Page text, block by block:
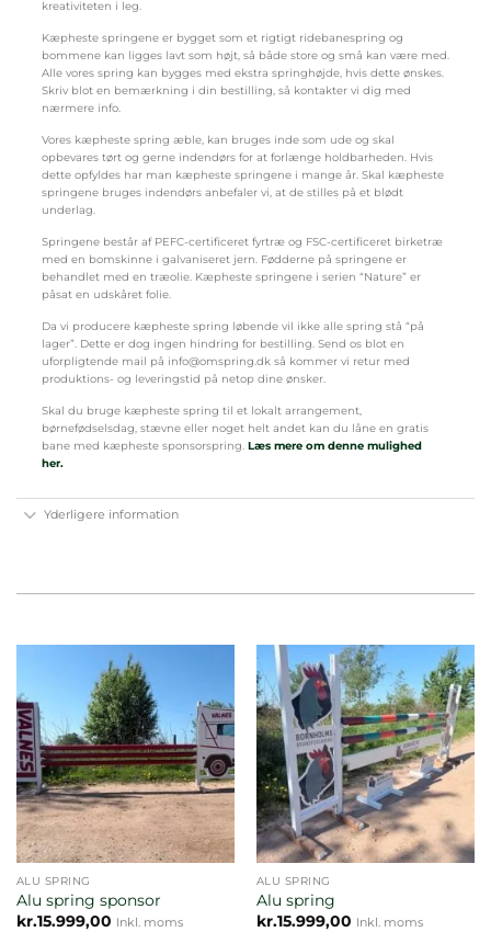
kreativiteten i leg.
Kæpheste springene er bygget som et rigtigt ridebanespring og
bommene kan ligges lavt som højt, så både store og små kan være med.
Alle vores spring kan bygges med ekstra springhøjde, hvis dette ønskes.
Skriv blot en bemærkning i din bestilling, så kontakter vi dig med
nærmere info.
Vores kæpheste spring æble, kan bruges inde som ude og skal
opbevares tørt og gerne indendørs for at forlænge holdbarheden. Hvis
dette opfyldes har man kæpheste springene i mange år. Skal kæpheste
springene bruges indendørs anbefaler vi, at de stilles på et blødt
underlag.
Springene består af PEFC-certificeret fyrtræ og FSC-certificeret birketræ
med en bomskinne i galvaniseret jern. Fødderne på springene er
behandlet med en træolie. Kæpheste springene i serien “Nature” er
påsat en udskåret folie.
Da vi producere kæpheste spring løbende vil ikke alle spring stå “på
lager”. Dette er dog ingen hindring for bestilling. Send os blot en
uforpligtende mail på info@omspring.dk så kommer vi retur med
produktions- og leveringstid på netop dine ønsker.
Skal du bruge kæpheste spring til et lokalt arrangement,
børnefødselsdag, stævne eller noget helt andet kan du låne en gratis
bane med kæpheste sponsorspring. Læs mere om denne mulighed
her.
Yderligere information
ALU SPRING
Alu spring sponsor
kr.15.999,00 Inkl. moms
ALU SPRING
Alu spring
kr.15.999,00 Inkl. moms